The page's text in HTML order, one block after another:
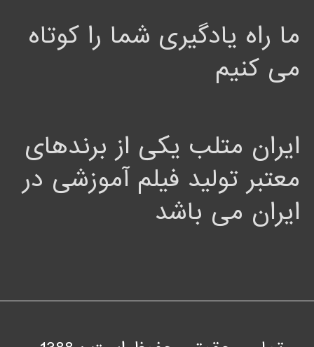
ما راه یادگیری شما را کوتاه
می کنیم
ایران متلب یکی از برندهای
معتبر تولید فیلم آموزشی در
ایران می باشد